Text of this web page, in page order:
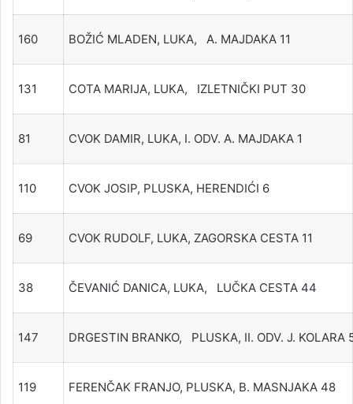
160 BOŽIĆ MLADEN, LUKA, A. MAJDAKA 11
131 COTA MARIJA, LUKA, IZLETNIČKI PUT 30
81 CVOK DAMIR, LUKA, I. ODV. A. MAJDAKA 1
110 CVOK JOSIP, PLUSKA, HERENDIĆI 6
69 CVOK RUDOLF, LUKA, ZAGORSKA CESTA 11
38 ČEVANIĆ DANICA, LUKA, LUČKA CESTA 44
147 DRGESTIN BRANKO, PLUSKA, II. ODV. J. KOLARA
119 FERENČAK FRANJO, PLUSKA, B. MASNJAKA 48